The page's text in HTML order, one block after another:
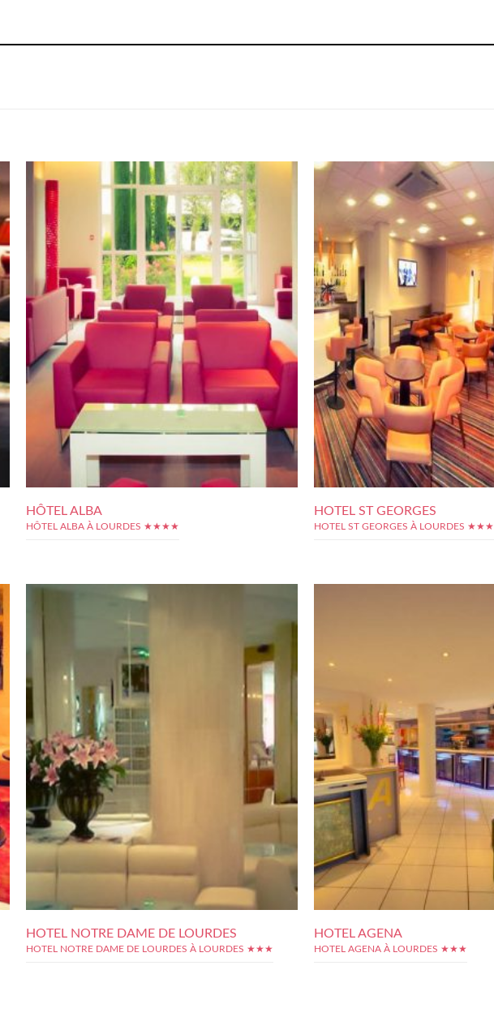
HÔTEL ALBA
HÔTEL ALBA À LOURDES ★★★★
HOTEL ST GEORGES
HOTEL ST GEORGES À LOURDES ★★★
HOTEL NOTRE DAME DE LOURDES
HOTEL NOTRE DAME DE LOURDES À LOURDES ★★★
HOTEL AGENA
HOTEL AGENA À LOURDES ★★★